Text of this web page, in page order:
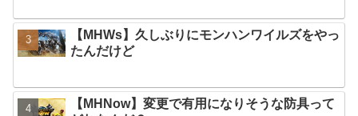
【MHWs】久しぶりにモンハンワイルズをやっ
たんだけど
【MHNow】変更で有用になりそうな防具って